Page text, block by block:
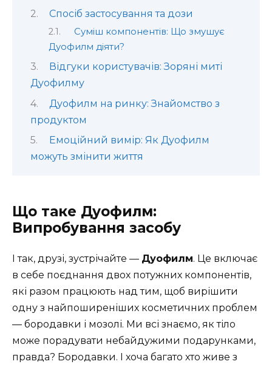
Спосіб застосування та дози
Суміш компонентів: Що змушує
Дуофилм діяти?
Відгуки користувачів: Зоряні миті
Дуофилму
Дуофилм на ринку: Знайомство з
продуктом
Емоційний вимір: Як Дуофилм
можуть змінити життя
Що таке Дуофилм:
Випробування засобу
І так, друзі, зустрічайте — Дуофилм. Це включає
в себе поєднання двох потужних компонентів,
які разом працюють над тим, щоб вирішити
одну з найпоширеніших косметичних проблем
— бородавки і мозолі. Ми всі знаємо, як тіло
може порадувати небайдужими подарунками,
правда? Бородавки. І хоча багато хто живе з